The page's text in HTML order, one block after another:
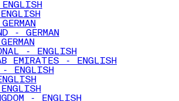
- GERMAN
- ENGLISH
EMIRATES - ENGLISH
- ENGLISH
- ENGLISH